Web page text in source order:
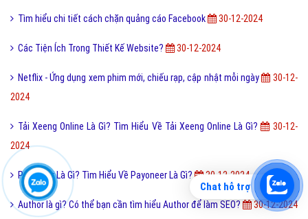
Tìm hiểu chi tiết cách chặn quảng cáo Facebook 30-12-2024
Các Tiện Ích Trong Thiết Kế Website? 30-12-2024
Netflix - Ứng dụng xem phim mới, chiếu rạp, cập nhật mỗi ngày
30-12-
2024
Tải Xeeng Online Là Gì? Tìm Hiểu Về Tải Xeeng Online Là Gì?
30-12-
2024
Payoneer Là Gì? Tìm Hiểu Về Payoneer Là Gì? 30-12-2024
Author là gì? Có thể bạn cần tìm hiểu Author để làm SEO? 30-12-2024
Chat hỗ trợ